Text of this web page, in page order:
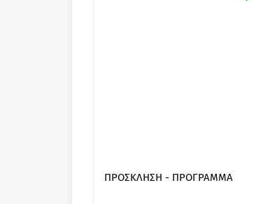
ΠΡΟΣΚΛΗΣΗ - ΠΡΟΓΡΑΜΜΑ